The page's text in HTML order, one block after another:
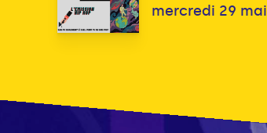
mercredi 29 mai